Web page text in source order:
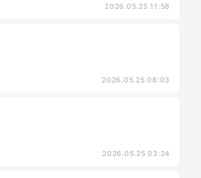
2026.05.25 11:58
2026.05.25 08:03
2026.05.25 03:24